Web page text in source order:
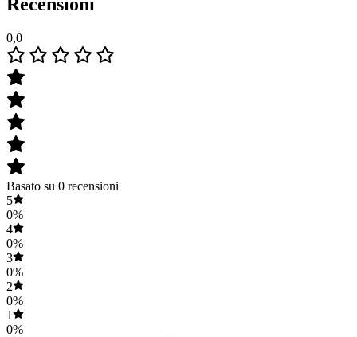
0,0
Basato su 0 recensioni
5
0%
4
0%
3
0%
2
0%
1
0%